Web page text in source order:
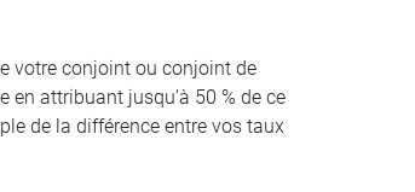
votre conjoint ou conjoint de
attribuant jusqu’à 50 % de ce
de la différence entre vos taux